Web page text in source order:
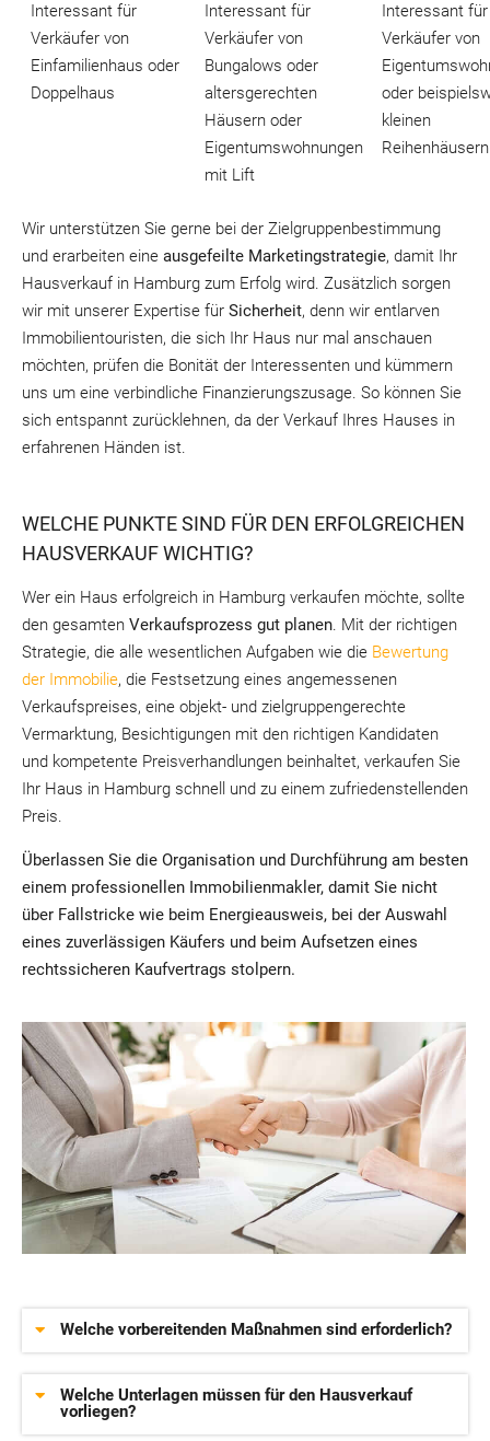
Interessant für
Verkäufer von
Einfamilienhaus oder
Doppelhaus
Interessant für
Verkäufer von
Bungalows oder
altersgerechten
Häusern oder
Eigentumswohnungen
mit Lift
Interessant für
Verkäufer von
oder
kleinen
Reihenhäusern
Wir unterstützen Sie gerne bei der Zielgruppenbestimmung
und erarbeiten eine ausgefeilte Marketingstrategie, damit Ihr
Hausverkauf in Hamburg zum Erfolg wird. Zusätzlich sorgen
wir mit unserer Expertise für Sicherheit, denn wir entlarven
Immobilientouristen, die sich Ihr Haus nur mal anschauen
möchten, prüfen die Bonität der Interessenten und kümmern
uns um eine verbindliche Finanzierungszusage. So können Sie
sich entspannt zurücklehnen, da der Verkauf Ihres Hauses in
erfahrenen Händen ist.
WELCHE PUNKTE SIND FÜR DEN ERFOLGREICHEN
HAUSVERKAUF WICHTIG?
Wer ein Haus erfolgreich in Hamburg verkaufen möchte, sollte
den gesamten Verkaufsprozess gut planen. Mit der richtigen
Strategie, die alle wesentlichen Aufgaben wie die Bewertung
der Immobilie, die Festsetzung eines angemessenen
Verkaufspreises, eine objekt- und zielgruppengerechte
Vermarktung, Besichtigungen mit den richtigen Kandidaten
und kompetente Preisverhandlungen beinhaltet, verkaufen Sie
Ihr Haus in Hamburg schnell und zu einem zufriedenstellenden
Preis.
Überlassen Sie die Organisation und Durchführung am besten
einem professionellen Immobilienmakler, damit Sie nicht
über Fallstricke wie beim Energieausweis, bei der Auswahl
eines zuverlässigen Käufers und beim Aufsetzen eines
rechtssicheren Kaufvertrags stolpern.
Welche vorbereitenden Maßnahmen sind erforderlich?
Welche Unterlagen müssen für den Hausverkauf
vorliegen?